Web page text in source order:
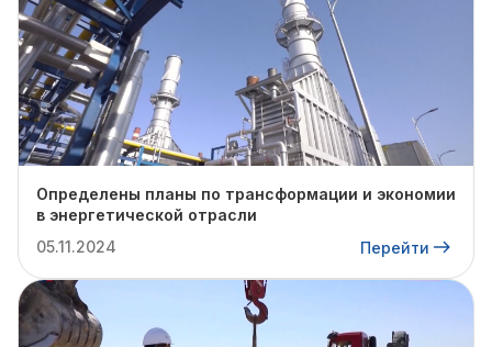
Определены планы по трансформации и экономии
в энергетической отрасли
05.11.2024
Перейти